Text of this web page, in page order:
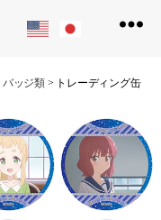
バッジ類> トレーディング缶バ